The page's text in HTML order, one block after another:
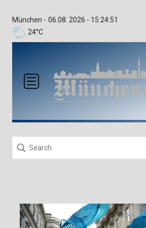
München -
24°C
06.08. 2026 - 15:24:51